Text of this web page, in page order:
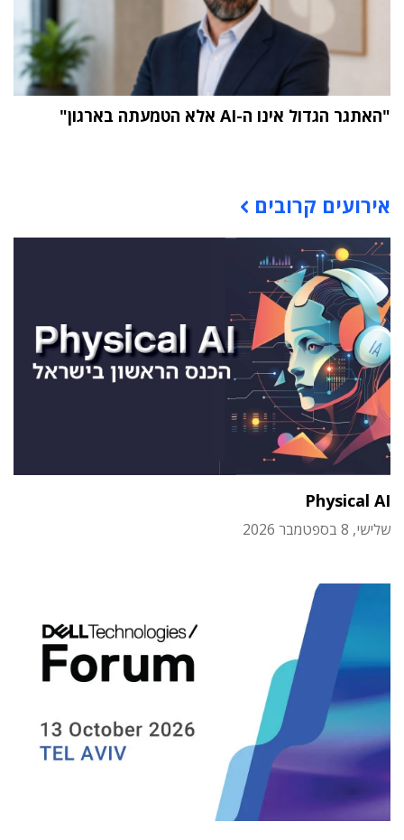
"האתגר הגדול אינו ה-AI אלא הטמעתה בארגון"
אירועים קרובים
Physical AI
שלישי, 8 בספטמבר 2026